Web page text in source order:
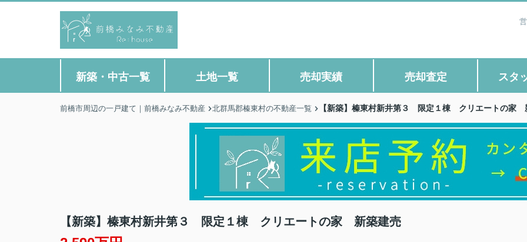
新築・中古一覧 土地一覧 売却実績 売却査定 スタ
前橋市周辺の一戸建て｜前橋みなみ不動産 北群馬郡榛東村の不動産一覧 【新築】榛東村新井第３ 限定１棟 クリエートの家
【新築】榛東村新井第３ 限定１棟 クリエートの家 新築建売